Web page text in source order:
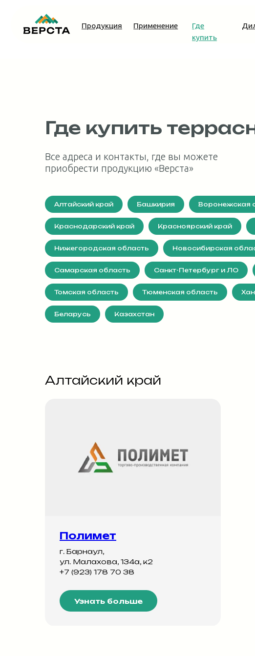
Где
Продукция Дилерам
Применение
Где купить
Все адреса и контакты, где вы можете
приобрести продукцию «Верста»
Алтайский край Башкирия Воронежская
Краснодарский край Красноярский край
Нижегородская область Новосибирская
Самарская область Санкт-Петербург и ЛО
Томская область Тюменская область
Беларусь Казахстан
Алтайский край
Полимет
г. Барнаул,
ул. Малахова, 134а, к2
+7 (923) 178 70 38
Узнать больше